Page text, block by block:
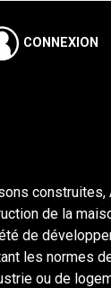
CONNEXION
construites,
de la
de
les normes
ou de